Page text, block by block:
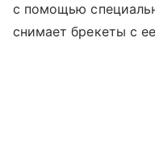
с помощью
снимает брекеты с